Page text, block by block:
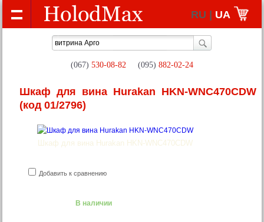
RU | UA
(067) 530-08-82 (095) 882-02-24
Шкаф для вина Hurakan HKN-WNC470CDW
(код 01/2796)
Шкаф для вина Hurakan HKN-WNC470CDW
Добавить к сравнению
В наличии